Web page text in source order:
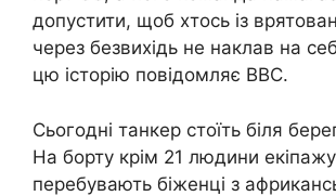
допустити, щоб хтось із
через безвихідь не наклав на
цю історію повідомляє ВВС.
Сьогодні танкер стоїть біля
На борту крім 21 людини екіпажу
перебувають біженці з